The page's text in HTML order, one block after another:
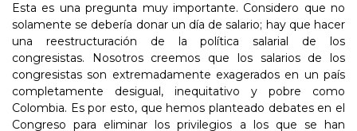
Esta es una pregunta muy importante. Considero que no
solamente se debería donar un día de salario; hay que hacer
una reestructuración de la política salarial de los
congresistas. Nosotros creemos que los salarios de los
congresistas son extremadamente exagerados en un país
completamente desigual, inequitativo y pobre como
Colombia. Es por esto, que hemos planteado debates en el
Congreso para eliminar los privilegios a los que se han